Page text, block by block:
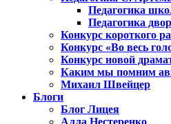
Педагогика
Педагогика
Конкурс короткого
Конкурс «Во весь
Конкурс новой
Каким мы помним
Михаил Швейцер
Блоги
Блог Лицея